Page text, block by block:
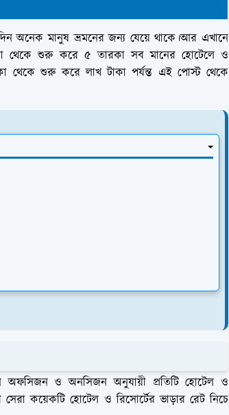
অনেক মানুষ ভ্রমনের জন্য যেয়ে থাকে।আর এখানে
থেকে শুরু করে ৫ তারকা সব মানের হোটেলে ও
থেকে শুরু করে লাখ টাকা পর্যন্ত এই পোস্ট থেকে
অফসিজন ও অনসিজন অনুযায়ী প্রতিটি হোটেল ও
কয়েকটি হোটেল ও রিসোর্টের ভাড়ার রেট নিচে